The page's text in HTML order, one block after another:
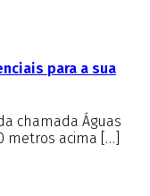
para a sua
chamada Águas
metros acima […]